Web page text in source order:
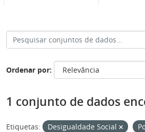
Ordenar por
1 conjunto de dados
Etiquetas: Desigualdade Social